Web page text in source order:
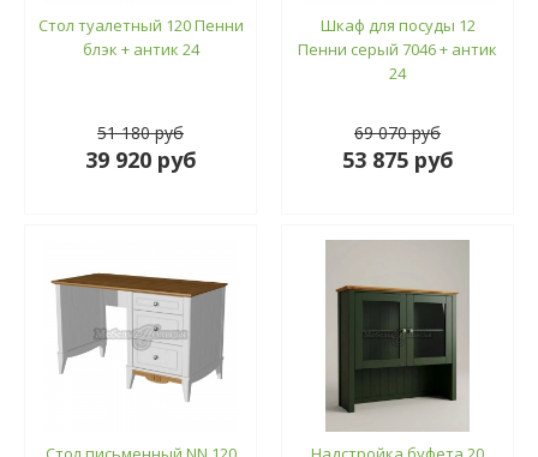
Стол туалетный 120 Пенни
блэк + антик 24
51 180 руб
39 920 руб
Шкаф для посуды 12
Пенни серый 7046 + антик
24
69 070 руб
53 875 руб